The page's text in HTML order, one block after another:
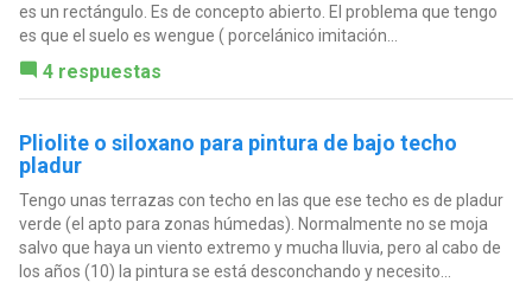
es un rectángulo. Es de concepto abierto. El problema que tengo
es que el suelo es wengue ( porcelánico imitación...
4 respuestas
Pliolite o siloxano para pintura de bajo techo
pladur
Tengo unas terrazas con techo en las que ese techo es de pladur
verde (el apto para zonas húmedas). Normalmente no se moja
salvo que haya un viento extremo y mucha lluvia, pero al cabo de
los años (10) la pintura se está desconchando y necesito...